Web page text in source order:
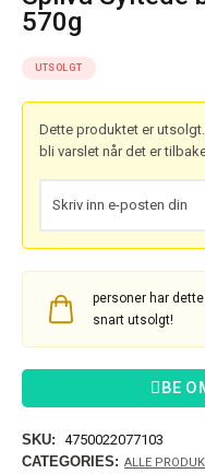
570g
UTSOLGT
Dette produktet er
bli varslet når det er
personer har
snart utsolgt!
BE
SKU: 4750022077103
CATEGORIES: ALLE